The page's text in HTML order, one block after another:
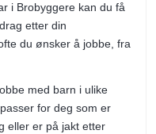
i Brobyggere kan du få
etter din
du ønsker å jobbe, fra
med barn i ulike
for deg som er
eller er på jakt etter